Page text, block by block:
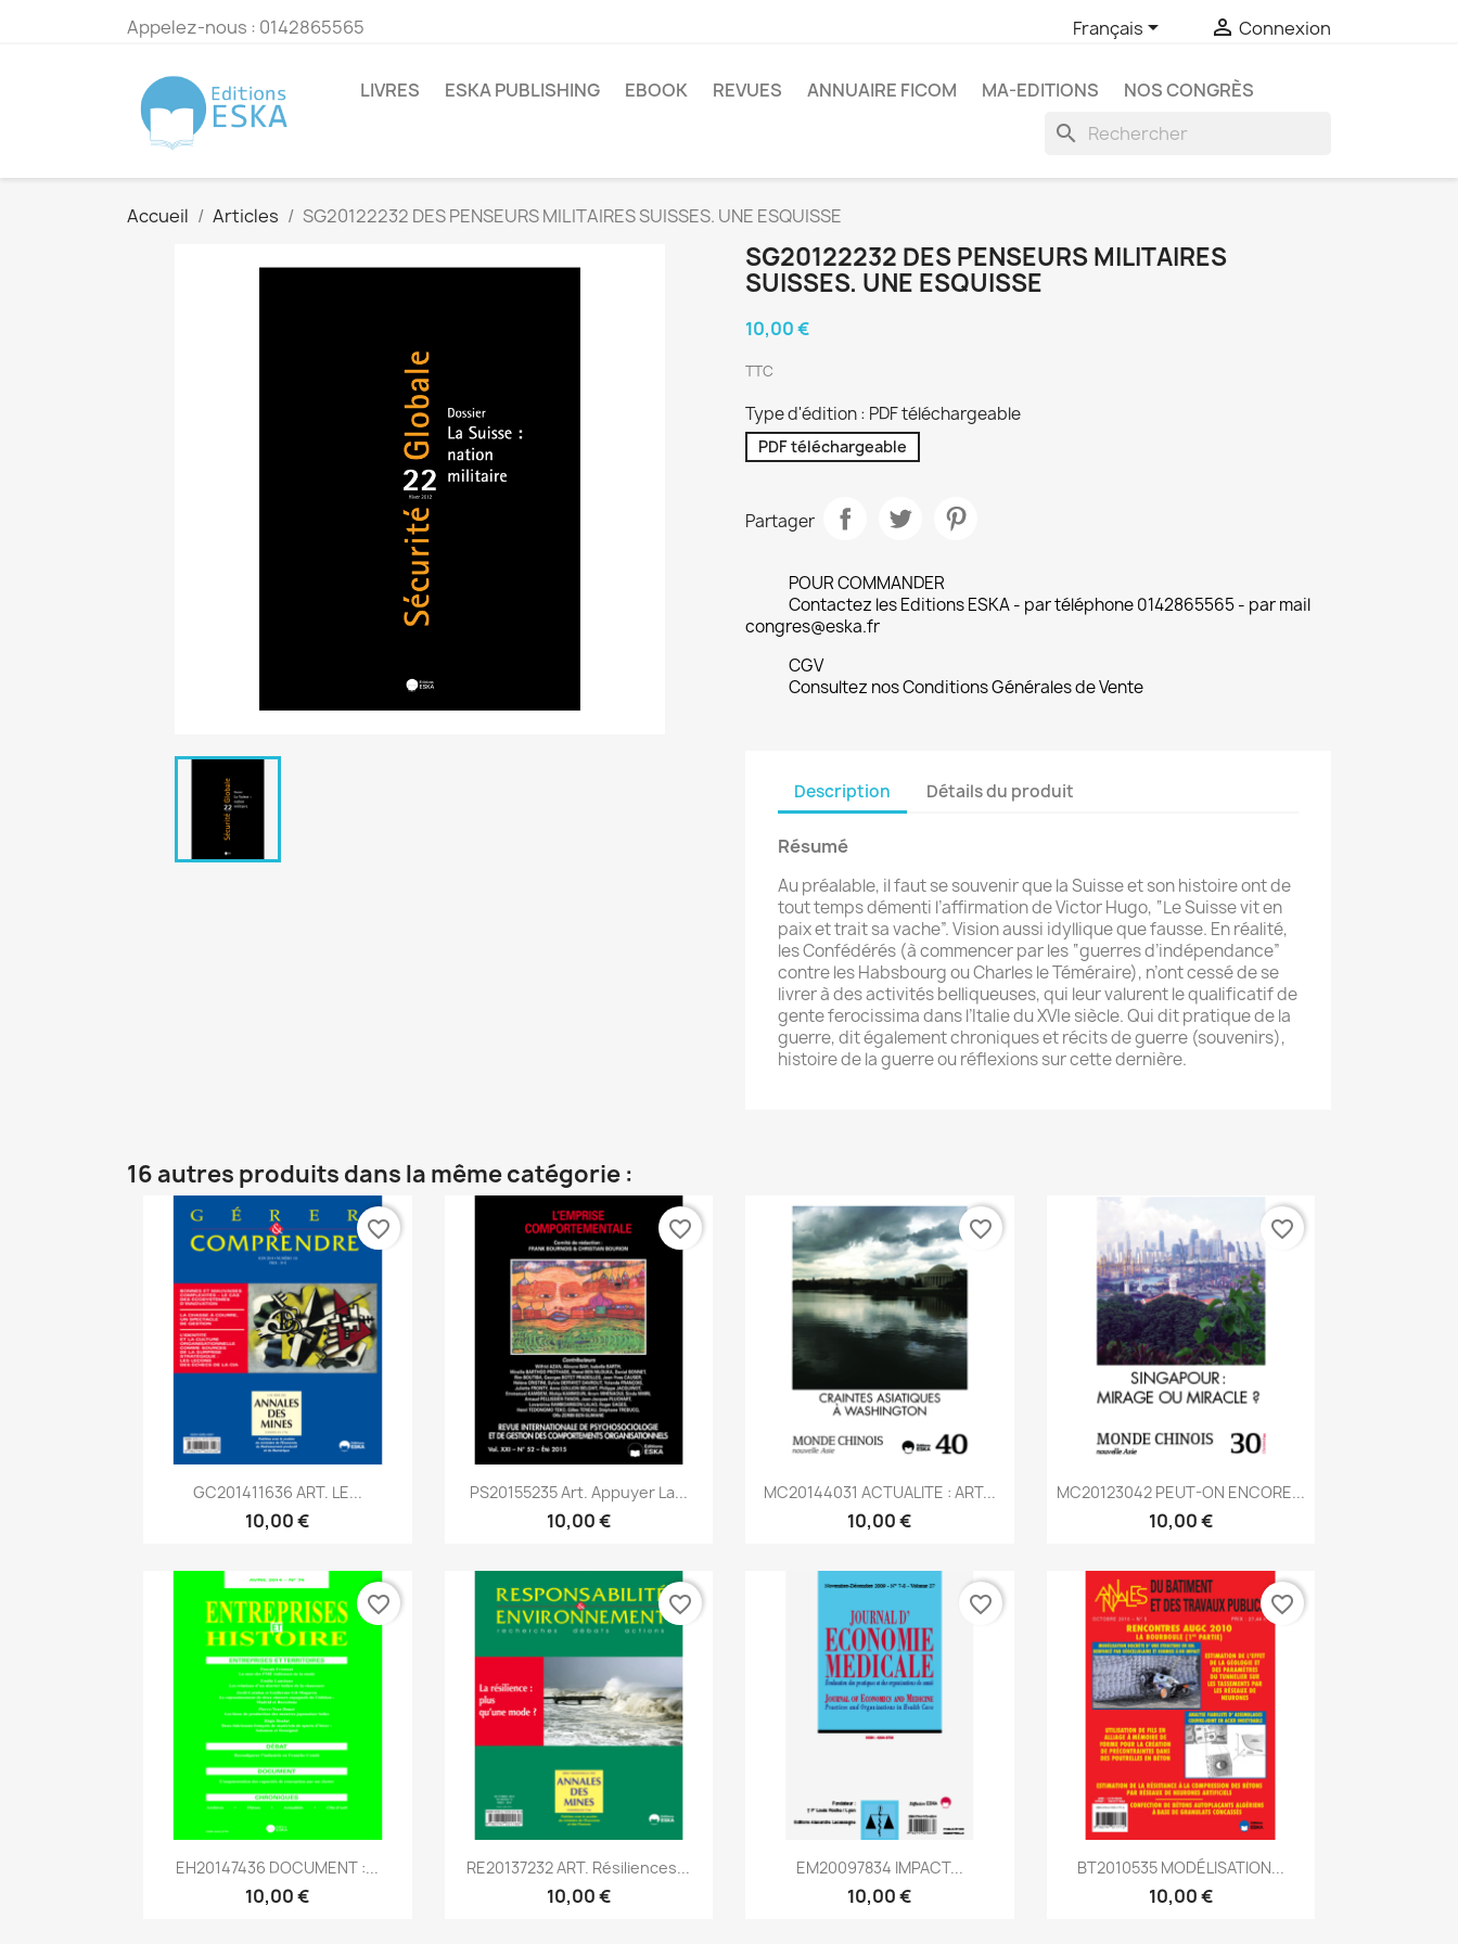
Appelez-nous : 0142865565 Français  Connexion
LIVRES ESKA PUBLISHING EBOOK REVUES ANNUAIRE FICOM MA-EDITIONS NOS CONGRÈS
search
Accueil Articles SG20122232 DES PENSEURS MILITAIRES SUISSES. UNE ESQUISSE
SG20122232 DES PENSEURS MILITAIRES
SUISSES. UNE ESQUISSE
10,00 €
TTC
Type d'édition : PDF téléchargeable
PDF téléchargeable
Partager
POUR COMMANDER
Contactez les Editions ESKA - par téléphone 0142865565 - par mail
congres@eska.fr
CGV
Consultez nos Conditions Générales de Vente
Description Détails du produit
Résumé
Au préalable, il faut se souvenir que la Suisse et son histoire ont de
tout temps démenti l’affirmation de Victor Hugo, “Le Suisse vit en
paix et trait sa vache”. Vision aussi idyllique que fausse. En réalité,
les Confédérés (à commencer par les “guerres d’indépendance”
contre les Habsbourg ou Charles le Téméraire), n’ont cessé de se
livrer à des activités belliqueuses, qui leur valurent le qualificatif de
gente ferocissima dans l’Italie du XVIe siècle. Qui dit pratique de la
guerre, dit également chroniques et récits de guerre (souvenirs),
histoire de la guerre ou réflexions sur cette dernière.
16 autres produits dans la même catégorie :
Aperçu rapide
GC201411636 ART. LE...
10,00 €
favorite_border
Aperçu rapide
PS20155235 Art. Appuyer La...
10,00 €
favorite_border
Aperçu rapide
MC20144031 ACTUALITE : ART...
10,00 €
favorite_border
Aperçu rapide
MC20123042 PEUT-ON ENCORE...
10,00 €
favorite_border
Aperçu rapide
EH20147436 DOCUMENT :...
10,00 €
favorite_border
Aperçu rapide
RE20137232 ART. Résiliences...
10,00 €
favorite_border
Aperçu rapide
EM20097834 IMPACT...
10,00 €
favorite_border
Aperçu rapide
BT2010535 MODÉLISATION...
10,00 €
favorite_border